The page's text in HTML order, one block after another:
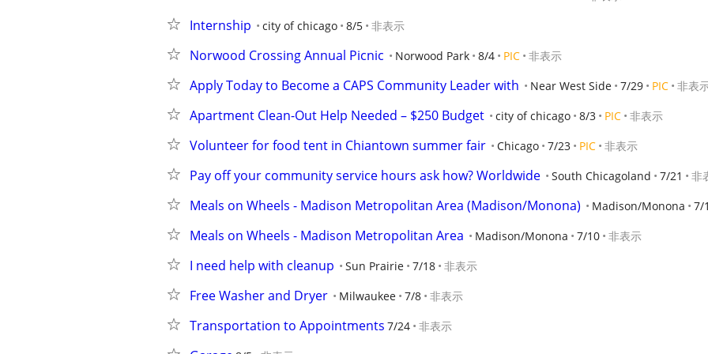
Internship city of chicago 8/5 非表示
Norwood Crossing Annual Picnic Norwood Park 8/4 PIC 非表示
Apply Today to Become a CAPS Community Leader with Near West Side 7/29 PIC 非表
Apartment Clean-Out Help Needed – $250 Budget city of chicago 8/3 PIC 非表示
Volunteer for food tent in Chiantown summer fair Chicago 7/23 PIC 非表示
Pay off your community service hours ask how? Worldwide South Chicagoland 7/21 非
Meals on Wheels - Madison Metropolitan Area (Madison/Monona) Madison/Monona 7/
Meals on Wheels - Madison Metropolitan Area Madison/Monona 7/10 非表示
I need help with cleanup Sun Prairie 7/18 非表示
Free Washer and Dryer Milwaukee 7/8 非表示
Transportation to Appointments 7/24 非表示